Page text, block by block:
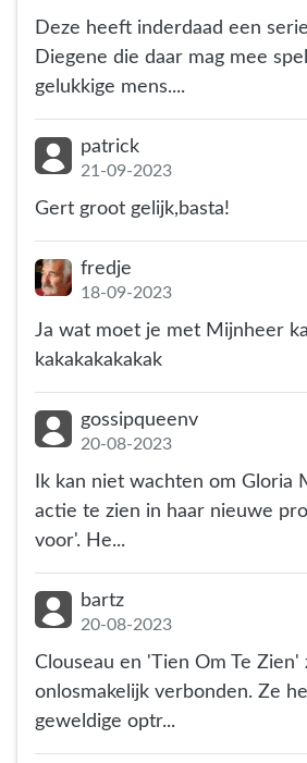
Deze heeft inderdaad een
Diegene die daar mag mee
gelukkige mens....
patrick
21-09-2023
Gert groot gelijk,basta!
fredje
18-09-2023
Ja wat moet je met Mijnheer
kakakakakakak
gossipqueenv
20-08-2023
Ik kan niet wachten om Gloria
actie te zien in haar nieuwe
voor'. He...
bartz
20-08-2023
Clouseau en 'Tien Om Te Zien'
onlosmakelijk verbonden. Ze
geweldige optr...